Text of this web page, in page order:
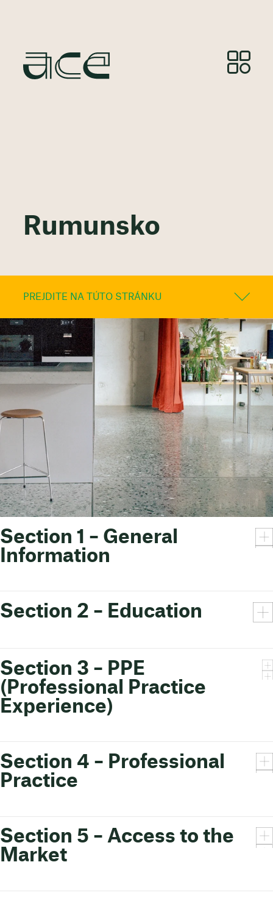
Rumunsko
PREJDITE NA TÚTO STRÁNKU
Section 1 – General
Information
Section 2 – Education
Section 3 – PPE
(Professional Practice
Experience)
Section 4 – Professional
Practice
Section 5 – Access to the
Market